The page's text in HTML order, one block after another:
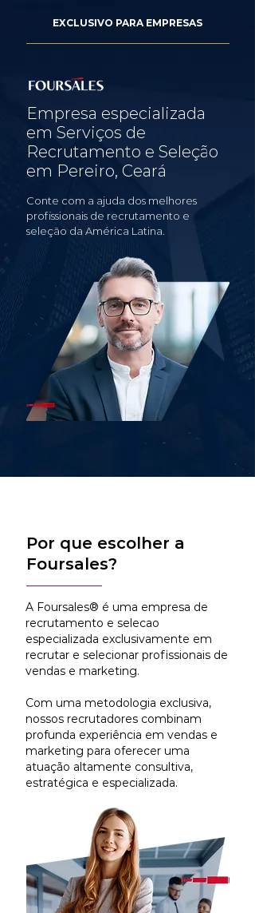
EXCLUSIVO PARA EMPRESAS
Empresa especializada
em Serviços de
Recrutamento e Seleção
em Pereiro, Ceará
Conte com a ajuda dos melhores
profissionais de recrutamento e
seleção da América Latina.
Por que escolher a
Foursales?
A Foursales® é uma empresa de
recrutamento e selecao
especializada exclusivamente em
recrutar e selecionar profissionais de
vendas e marketing.
Com uma metodologia exclusiva,
nossos recrutadores combinam
profunda experiência em vendas e
marketing para oferecer uma
atuação altamente consultiva,
estratégica e especializada.